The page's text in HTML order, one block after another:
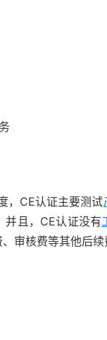
，CE认证主要测试
并且，CE认证没有
审核费等其他后续